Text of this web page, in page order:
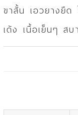
ขาสั้น เอวยางยื
เด้ง เนื้อเย็นๆ สบ